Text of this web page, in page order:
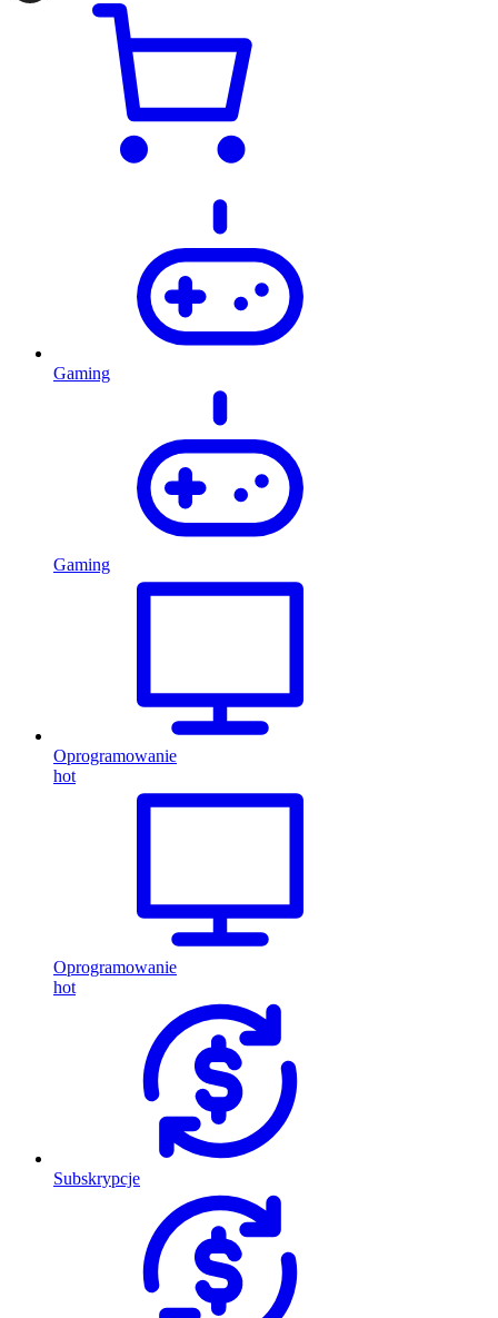
Gaming
Gaming
Oprogramowanie
hot
Oprogramowanie
hot
Subskrypcje